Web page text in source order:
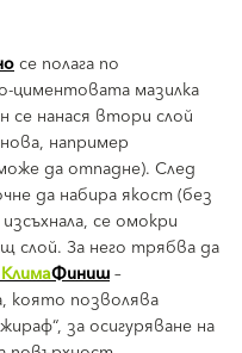
се полага по
циментовата мазилка
нанася втори слой
например
да отпадне). След
да набира якост (без
се омокри
слой. За него трябва да
КлимаФиниш–
която позволява
за осигуряване на